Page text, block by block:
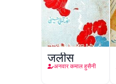
जलीस
अनवार कमाल हुसैनी